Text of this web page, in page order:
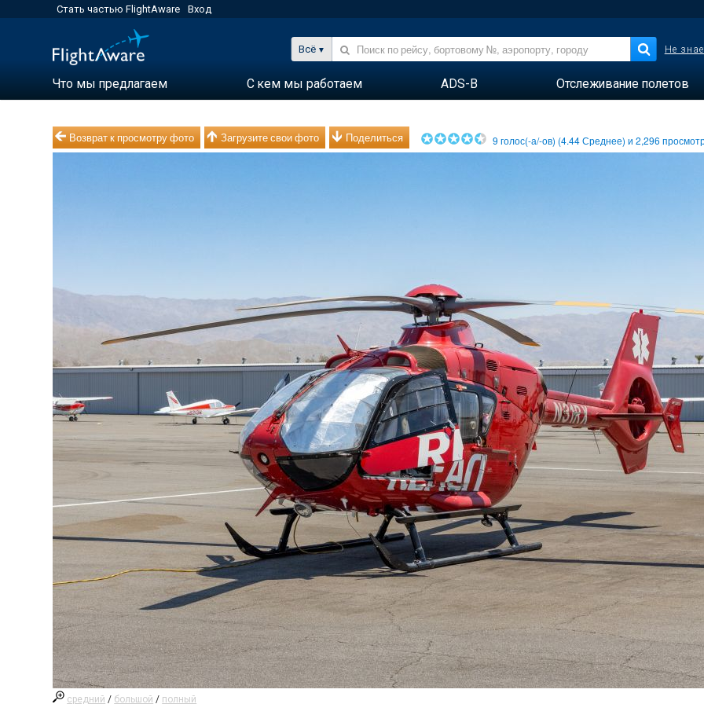
Стать частью FlightAware Вход
Всё Не
Что мы предлагаем С кем мы работаем ADS-B Отслеживание полетов
Возврат к просмотру фото Загрузите свои фото Поделиться 9 голос(-а/-ов) (4.44Среднее) и2,296
средний / большой / полный